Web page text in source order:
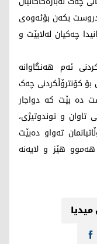
بکەن بۆئەوەی
چەکیان لەلابێت و
ئەم هەنگاوانه
کۆنترۆڵکردنی چەک
ده بێت که دواجار
و توندوتیژی،
تەواو دەبێت
هێز و لایەنە